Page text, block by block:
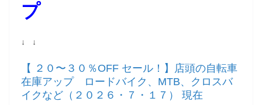
プ
↓ ↓
【 ２０〜３０％OFF セール！】店頭の自転車
在庫アップ ロードバイク、MTB、クロスバ
イクなど（２０２６・７・１７） 現在